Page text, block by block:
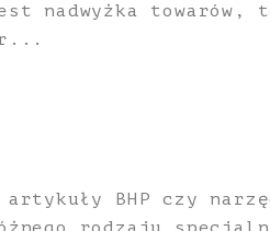
nadwyżka towarów,
BHP czy